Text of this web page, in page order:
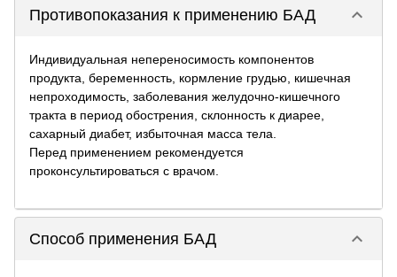
Противопоказания к применению БАД keyboard_arrow_down
Индивидуальная непереносимость компонентов
продукта, беременность, кормление грудью, кишечная
непроходимость, заболевания желудочно-кишечного
тракта в период обострения, склонность к диарее,
сахарный диабет, избыточная масса тела.
Перед применением рекомендуется
проконсультироваться с врачом.
Способ применения БАД keyboard_arrow_down